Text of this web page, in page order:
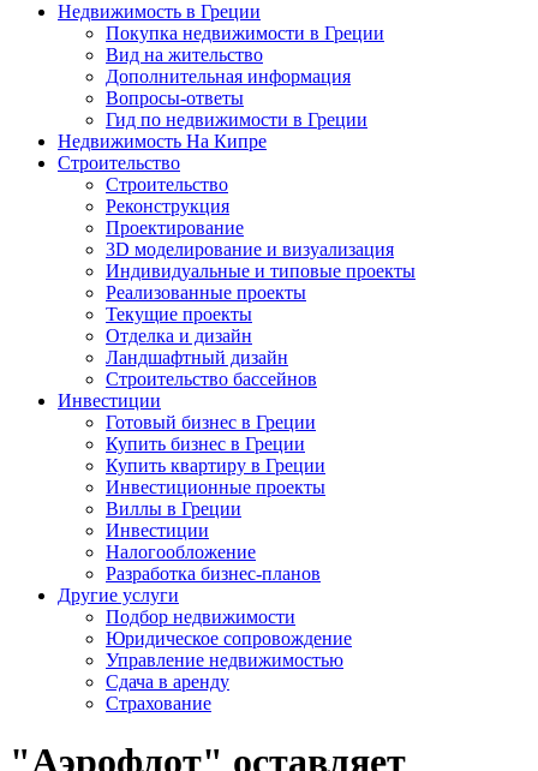
Недвижимость в Греции
Покупка недвижимости в Греции
Вид на жительство
Дополнительная информация
Вопросы-ответы
Гид по недвижимости в Греции
Недвижимость На Кипре
Строительство
Строительство
Реконструкция
Проектирование
3D моделирование и визуализация
Индивидуальные и типовые проекты
Реализованные проекты
Текущие проекты
Отделка и дизайн
Ландшафтный дизайн
Строительство бассейнов
Инвестиции
Готовый бизнес в Греции
Купить бизнес в Греции
Купить квартиру в Греции
Инвестиционные проекты
Виллы в Греции
Инвестиции
Налогообложение
Разработка бизнес-планов
Другие услуги
Подбор недвижимости
Юридическое сопровождение
Управление недвижимостью
Сдача в аренду
Страхование
"Аэрофлот" оставляет